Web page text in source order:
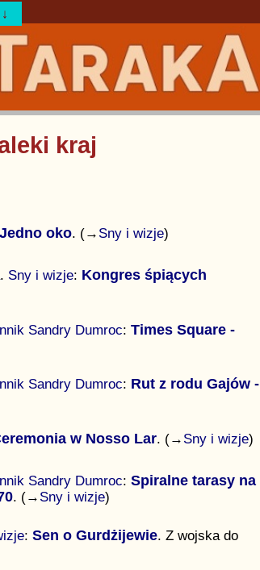
kraj
Jedno oko. (→ Sny i wizje)
. Sny i wizje: Kongres śpiących
Sandry Dumroc: Times Square -
Sandry Dumroc: Rut z rodu Gajów -
w Nosso Lar. (→ Sny i wizje)
Sandry Dumroc: Spiralne tarasy na
. (→ Sny i wizje)
: Sen o Gurdżijewie. Z wojska do